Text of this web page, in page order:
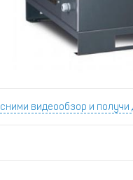
сними видеообзор и получи